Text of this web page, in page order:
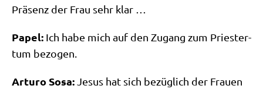
Prä­senz der Frau sehr klar …
Papel: Ich habe mich auf den Zugang zum Prie­ster­
tum bezogen.
Arturo Sosa:Jesus hat sich bezüg­lich der Frau­en